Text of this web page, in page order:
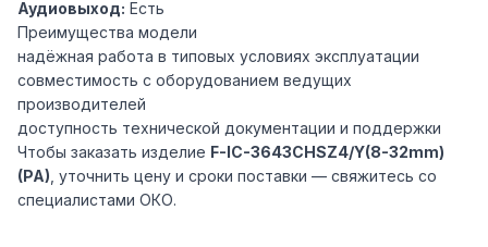
Аудиовыход: Есть
Преимущества модели
надёжная работа в типовых условиях эксплуатации
совместимость с оборудованием ведущих
производителей
доступность технической документации и поддержки
Чтобы заказать изделие F-IC-3643CHSZ4/Y(8-32mm)
(PA) , уточнить цену и сроки поставки — свяжитесь со
специалистами ОКО.